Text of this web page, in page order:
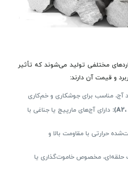
مختلفی تولید می‌شوند که تأثیر
و قیمت آن دارند:
آج، مناسب برای جوشکاری و خم‌کاری
دارای آج‌های مارپیچ یا جناغی با
حرارتی با مقاومت بالا و
حلقه‌ای، مخصوص خاموت‌گذاری یا